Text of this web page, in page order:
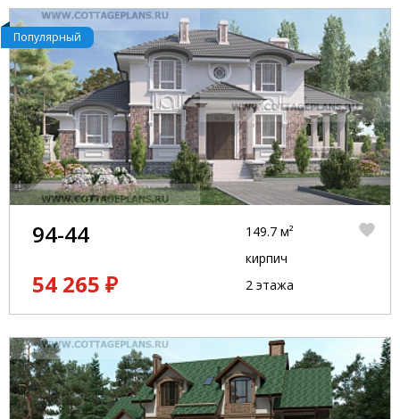
Популярный
94-44
54 265 ₽
149.7 м²
кирпич
2 этажа